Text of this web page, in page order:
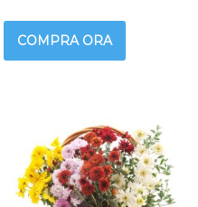
COMPRA ORA